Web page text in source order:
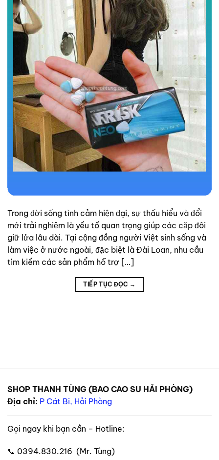
Trong đời sống tình cảm hiện đại, sự thấu hiểu và đổi
mới trải nghiệm là yếu tố quan trọng giúp các cặp đôi
giữ lửa lâu dài. Tại cộng đồng người Việt sinh sống và
làm việc ở nước ngoài, đặc biệt là Đài Loan, nhu cầu
tìm kiếm các sản phẩm hỗ trợ […]
TIẾP TỤC ĐỌC →
SHOP THANH TÙNG (BAO CAO SU HẢI PHÒNG)
Địa chỉ: P Cát Bi, Hải Phòng
Gọi ngay khi bạn cần – Hotline:
📞 0394.830.216 (Mr. Tùng)